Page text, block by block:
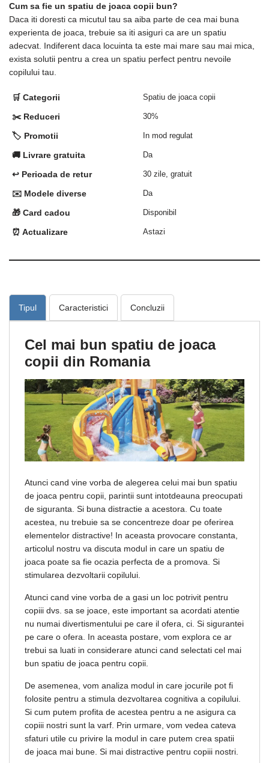
Cum sa fie un spatiu de joaca copii bun?
Daca iti doresti ca micutul tau sa aiba parte de cea mai buna
experienta de joaca, trebuie sa iti asiguri ca are un spatiu
adecvat. Indiferent daca locuinta ta este mai mare sau mai mica,
exista solutii pentru a crea un spatiu perfect pentru nevoile
copilului tau.
🛒 Categorii Spatiu de joaca copii
✂️ Reduceri 30%
🏷️ Promotii In mod regulat
🚚 Livrare gratuita Da
↩️ Perioada de retur 30 zile, gratuit
✉️ Modele diverse Da
🎁 Card cadou Disponibil
⏰ Actualizare Astazi
Tipul Caracteristici Concluzii
Cel mai bun spatiu de joaca
copii din Romania
Atunci cand vine vorba de alegerea celui mai bun spatiu
de joaca pentru copii, parintii sunt intotdeauna preocupati
de siguranta. Si buna distractie a acestora. Cu toate
acestea, nu trebuie sa se concentreze doar pe oferirea
elementelor distractive! In aceasta provocare constanta,
articolul nostru va discuta modul in care un spatiu de
joaca poate sa fie ocazia perfecta de a promova. Si
stimularea dezvoltarii copilului.
Atunci cand vine vorba de a gasi un loc potrivit pentru
copiii dvs. sa se joace, este important sa acordati atentie
nu numai divertismentului pe care il ofera, ci. Si sigurantei
pe care o ofera. In aceasta postare, vom explora ce ar
trebui sa luati in considerare atunci cand selectati cel mai
bun spatiu de joaca pentru copii.
De asemenea, vom analiza modul in care jocurile pot fi
folosite pentru a stimula dezvoltarea cognitiva a copilului.
Si cum putem profita de acestea pentru a ne asigura ca
copiii nostri sunt la varf. Prin urmare, vom vedea cateva
sfaturi utile cu privire la modul in care putem crea spatii
de joaca mai bune. Si mai distractive pentru copiii nostri.